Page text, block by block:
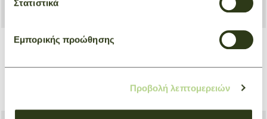
Στατιστικά
Εμπορικής προώθησης
Προβολή λεπτομερειών
+ 1 + 5
Original
Red
€ 180,00